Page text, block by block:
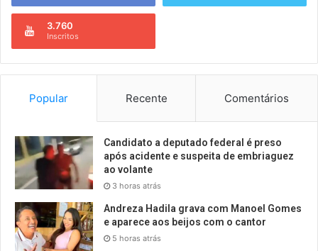
3.760
Inscritos
Popular Recente Comentários
Candidato a deputado federal é preso
após acidente e suspeita de embriaguez
ao volante
3 horas atrás
Andreza Hadila grava com Manoel Gomes
e aparece aos beijos com o cantor
5 horas atrás